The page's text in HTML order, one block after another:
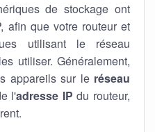
de stockage ont
afin que votre routeur et
utilisant le réseau
utiliser. Généralement,
appareils sur le réseau
l'adresse IP du routeur,